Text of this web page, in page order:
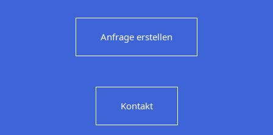
Anfrage erstellen
Kontakt